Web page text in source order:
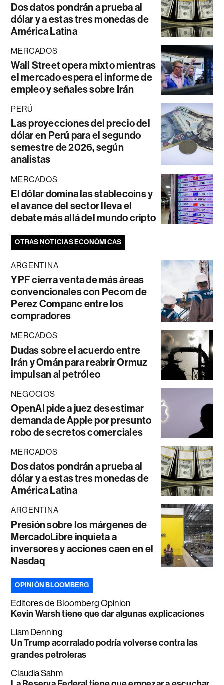
Dos datos pondrán a prueba al
dólar y a estas tres monedas de
América Latina
MERCADOS
Wall Street opera mixto mientras
el mercado espera el informe de
empleo y señales sobre Irán
PERÚ
Las proyecciones del precio del
dólar en Perú para el segundo
semestre de 2026, según
analistas
MERCADOS
El dólar domina las stablecoins y
el avance del sector lleva el
debate más allá del mundo cripto
OTRAS NOTICIAS ECONÓMICAS
ARGENTINA
YPF cierra venta de más áreas
convencionales con Pecom de
Perez Companc entre los
compradores
MERCADOS
Dudas sobre el acuerdo entre
Irán y Omán para reabrir Ormuz
impulsan al petróleo
NEGOCIOS
OpenAI pide a juez desestimar
demanda de Apple por presunto
robo de secretos comerciales
MERCADOS
Dos datos pondrán a prueba al
dólar y a estas tres monedas de
América Latina
ARGENTINA
Presión sobre los márgenes de
MercadoLibre inquieta a
inversores y acciones caen en el
Nasdaq
OPINIÓN BLOOMBERG
Editores de Bloomberg Opinion
Kevin Warsh tiene que dar algunas explicaciones
Liam Denning
Un Trump acorralado podría volverse contra las
grandes petroleras
Claudia Sahm